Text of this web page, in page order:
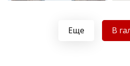
Еще В